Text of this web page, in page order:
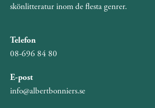
skönlitteratur inom de flesta genrer.
Telefon
08-696 84 80
E-post
info@albertbonniers.se